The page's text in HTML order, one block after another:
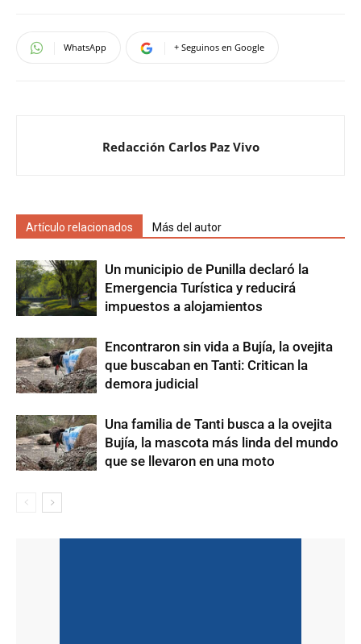
WhatsApp + Seguinos en Google
Redacción Carlos Paz Vivo
Artículo relacionados Más del autor
Un municipio de Punilla declaró la
Emergencia Turística y reducirá
impuestos a alojamientos
Encontraron sin vida a Bujía, la ovejita
que buscaban en Tanti: Critican la
demora judicial
Una familia de Tanti busca a la ovejita
Bujía, la mascota más linda del mundo
que se llevaron en una moto